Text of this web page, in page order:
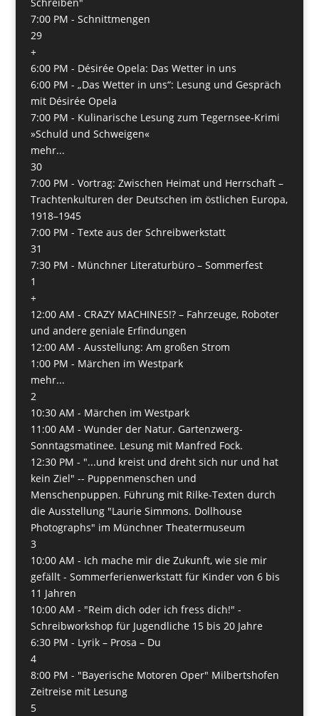
7:00 PM - Schnittmengen
29
+
6:00 PM - Désirée Opela: Das Wetter in uns
6:00 PM - „Das Wetter in uns“: Lesung und Gespräch
mit Désirée Opela
7:00 PM - Kulinarische Lesung zum Tegernsee-Krimi
»Schuld und Schweigen«
mehr...
30
7:00 PM - Vortrag: Zwischen Heimat und Herrschaft –
Trachtenkulturen der Deutschen im östlichen Europa,
1918–1945
7:00 PM - Texte aus der Schreibwerkstatt
31
7:30 PM - Münchner Literaturbüro – Sommerfest
1
+
12:00 AM - CRAZY MACHINES!? – Fahrzeuge, Roboter
und andere geniale Erfindungen
12:00 AM - Ausstellung: Am großen Strom
1:00 PM - Märchen im Westpark
mehr...
2
10:30 AM - Märchen im Westpark
11:00 AM - Wunder der Natur. Gartenzwerg-
Sonntagsmatinee. Lesung mit Manfred Fock.
12:30 PM - "...und kreist und dreht sich nur und hat
kein Ziel" -- Puppenmenschen und
Menschenpuppen. Führung mit Rilke-Texten durch
die Ausstellung "Laurie Simmons. Dollhouse
Photographs" im Münchner Theatermuseum
3
10:00 AM - Ich mache mir die Zukunft, wie sie mir
gefällt - Sommerferienwerkstatt für Kinder von 6 bis
11 Jahren
10:00 AM - "Reim dich oder ich fress dich!" -
Schreibworkshop für Jugendliche 15 bis 20 Jahre
6:30 PM - Lyrik – Prosa – Du
4
8:00 PM - "Bayerische Motoren Oper" Milbertshofen
Zeitreise mit Lesung
5